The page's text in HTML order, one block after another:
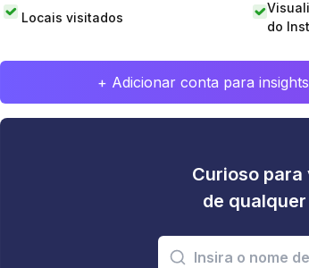
Locais visitados
do
+ Adicionar conta para
Curioso
de